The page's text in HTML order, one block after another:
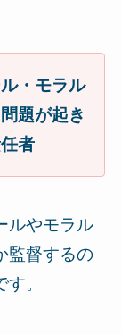
・モラル
題が起き
者
ルやモラル
監督するの
。